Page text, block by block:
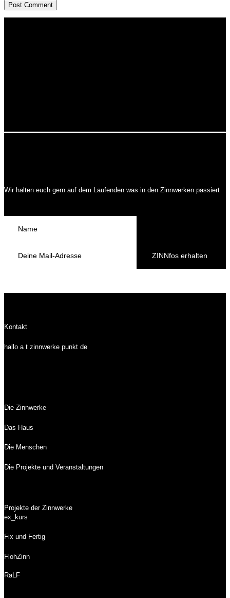
Wir halten euch gern auf dem Laufenden was in den Zinnwerken passiert
ZINNfos erhalten
Kontakt
hallo a t zinnwerke punkt de
Die Zinnwerke
Das Haus
Die Menschen
Die Projekte und Veranstaltungen
Projekte der Zinnwerke
ex_kurs
Fix und Fertig
FlohZinn
RaLF